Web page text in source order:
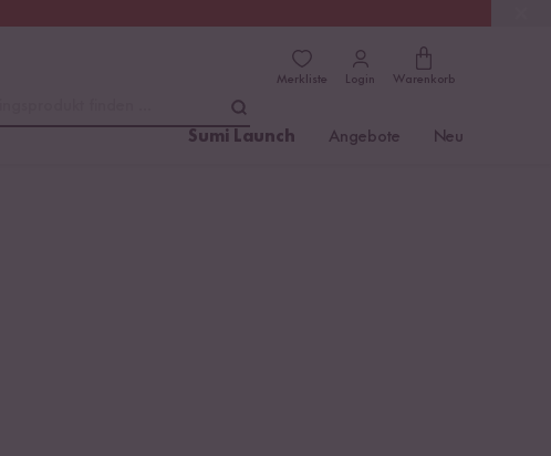
Merkliste Login Warenkorb
Sumi Launch Angebote Neu